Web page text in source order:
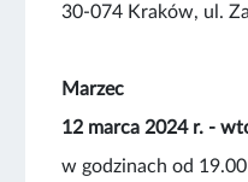
30-074 Kraków, ul.
Marzec
12 marca 2024 r. -
w godzinach od